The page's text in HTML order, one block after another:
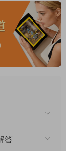
答